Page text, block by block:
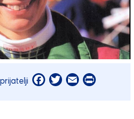
Facebook
Twitter
EmailPrint